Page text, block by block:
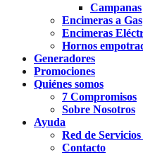
Campanas
Encimeras a Gas
Encimeras
Hornos
Generadores
Promociones
Quiénes somos
7 Compromisos
Sobre Nosotros
Ayuda
Red de Servicios
Contacto